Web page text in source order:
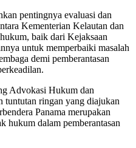
pentingnya evaluasi dan
Kementerian Kelautan dan
baik dari Kejaksaan
untuk memperbaiki masalah
demi pemberantasan
Advokasi Hukum dan
ringan yang diajukan
Panama merupakan
hukum dalam pemberantasan